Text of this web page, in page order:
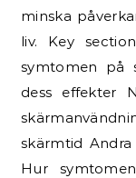
minska
liv. Key
symtomen på
dess effekter
skärmtid
Hur